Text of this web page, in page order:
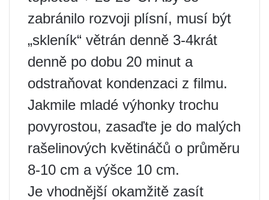
zabránilo rozvoji plísní, musí být
„skleník“ větrán denně 3-4krát
denně po dobu 20 minut a
odstraňovat kondenzaci z filmu.
Jakmile mladé výhonky trochu
povyrostou, zasaďte je do malých
rašelinových květináčů o průměru
8-10 cm a výšce 10 cm.
Je vhodnější okamžitě zasít